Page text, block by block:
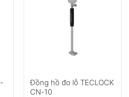
Đồng hồ đo lỗ TECLOCK
CN-10